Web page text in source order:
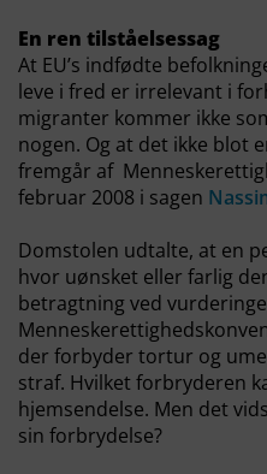
En ren tilståelsessag
At EU’s indfødte
leve i fred er irrelevant i
migranter kommer ikke
nogen. Og at det ikke blot
fremgår af
februar 2008 i sagen
Domstolen udtalte, at en
hvor uønsket eller farlig
betragtning ved
der forbyder tortur og
straf. Hvilket forbryderen
hjemsendelse. Men det
sin forbrydelse?